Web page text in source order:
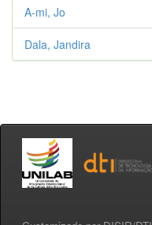
A-mi, Jo
Dala, Jandira